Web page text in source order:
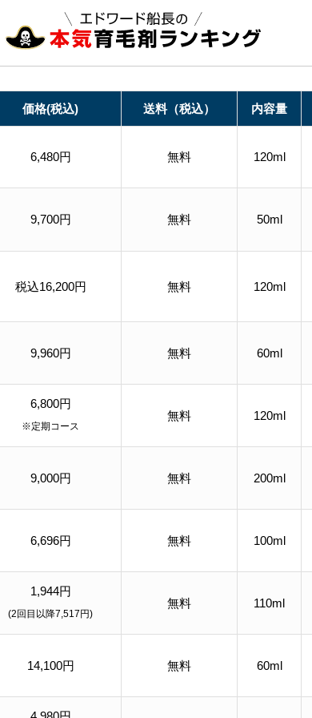
価格(税込) 送料（税込） 内容量
6,480円 無料 120ml
9,700円 無料 50ml
税込16,200円 無料 120ml
9,960円 無料 60ml
6,800円
※定期コース
無料 120ml
9,000円 無料 200ml
6,696円 無料 100ml
1,944円
(2回目以降7,517円)
無料 110ml
14,100円 無料 60ml